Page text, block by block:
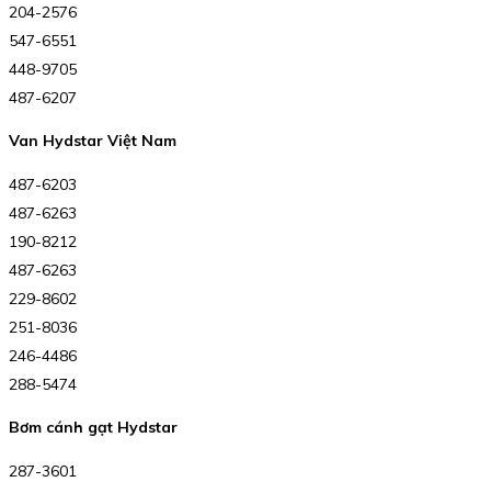
204-2576
547-6551
448-9705
487-6207
Van Hydstar Việt Nam
487-6203
487-6263
190-8212
487-6263
229-8602
251-8036
246-4486
288-5474
Bơm cánh gạt Hydstar
287-3601